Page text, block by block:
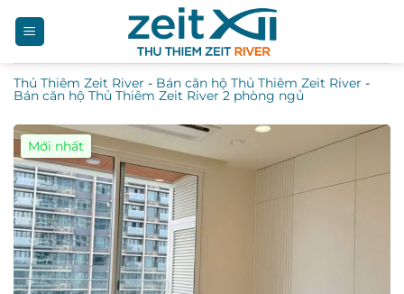
qua
nội
dung
Thủ Thiêm Zeit River - Bán căn hộ Thủ Thiêm Zeit River -
Bán căn hộ Thủ Thiêm Zeit River 2 phòng ngủ
Mới nhất